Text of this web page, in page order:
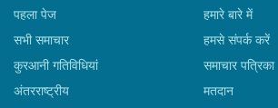
पहला पेज
सभी समाचार
कुरआनी गतिविधियां
अंतरराष्ट्रीय
हमारे बारे में
हमसे संपर्क करें
समाचार पत्रिका
मतदान